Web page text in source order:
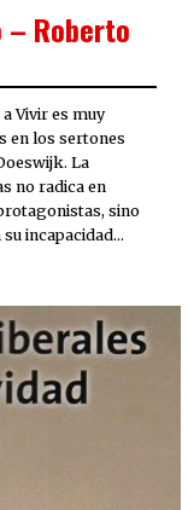
– Roberto
Vivir es muy
en los sertones
La
no radica en
sino
incapacidad…